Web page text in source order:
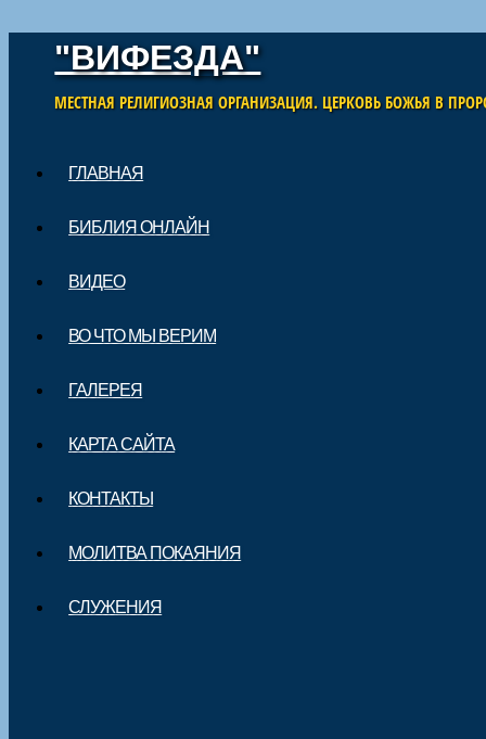
"ВИФЕЗДА"
МЕСТНАЯ РЕЛИГИОЗНАЯ ОРГАНИЗАЦИЯ. ЦЕРКОВЬ БОЖЬЯ В
Main menu
ГЛАВНАЯ
БИБЛИЯ ОНЛАЙН
ВИДЕО
ВО ЧТО МЫ ВЕРИМ
ГАЛЕРЕЯ
КАРТА САЙТА
КОНТАКТЫ
МОЛИТВА ПОКАЯНИЯ
СЛУЖЕНИЯ